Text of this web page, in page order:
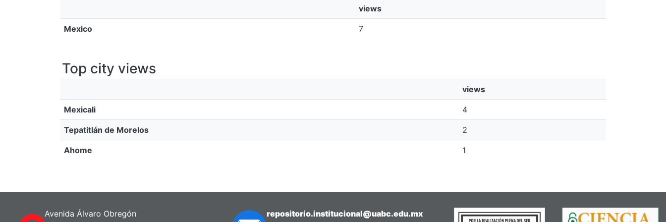
views
Mexico 7
Top city views
views
Mexicali 4
Tepatitlán de Morelos 2
Ahome 1
Avenida Álvaro Obregón
repositorio.institucional@uabc.edu.mx